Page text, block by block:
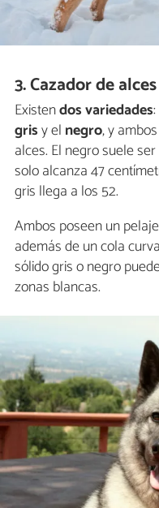
3. Cazador de
Existendos variedades
grisy el negro, y
alces. El negro suele
solo alcanza 47
gris llega a los 52.
Ambos poseen un
además de un cola
sólido gris o negro
zonas blancas.